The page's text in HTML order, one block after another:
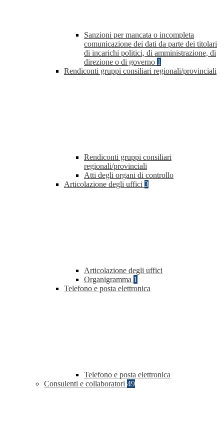
Sanzioni per mancata o incompleta
comunicazione dei dati da parte dei titolari
di incarichi politici, di amministrazione, di
direzione o di governo 1
Rendiconti gruppi consiliari regionali/provinciali
Rendiconti gruppi consiliari
regionali/provinciali
Atti degli organi di controllo
Articolazione degli uffici 3
Articolazione degli uffici
Organigramma 1
Telefono e posta elettronica
Telefono e posta elettronica
Consulenti e collaboratori 49